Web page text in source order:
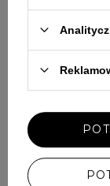
5/5
Pięknie
jest bardzo